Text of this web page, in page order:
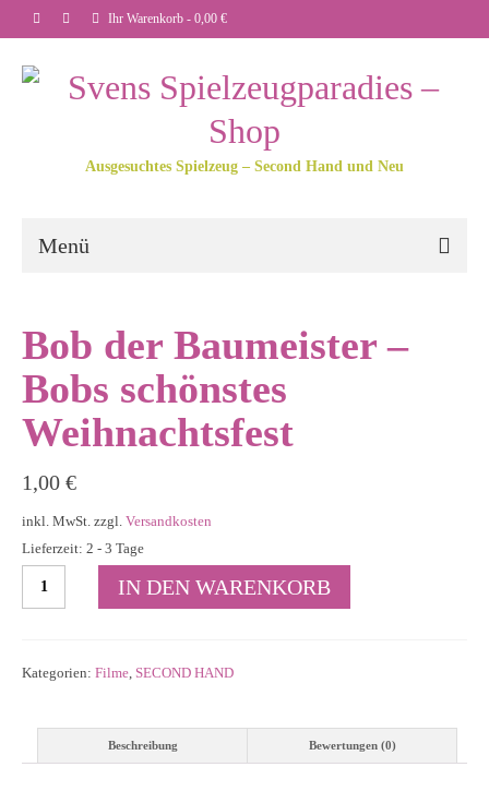
Ihr Warenkorb - 0,00 €
Ausgesuchtes Spielzeug – Second Hand und Neu
Menü
Bob der Baumeister –
Bobs schönstes
Weihnachtsfest
1,00 €
inkl. MwSt. zzgl. Versandkosten
Lieferzeit: 2 - 3 Tage
der
schönstes
Menge
IN DEN WARENKORB
Kategorien: Filme SECOND HAND
Beschreibung Bewertungen (0)